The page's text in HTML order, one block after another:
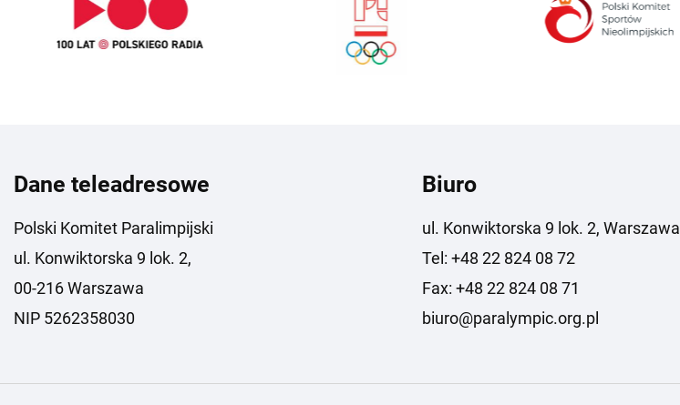
Dane teleadresowe
Polski Komitet Paralimpijski
ul. Konwiktorska 9 lok. 2,
00-216 Warszawa
NIP 5262358030
Biuro
ul. Konwiktorska 9 lok. 2, Warszawa
Tel: +48 22 824 08 72
Fax: +48 22 824 08 71
biuro@paralympic.org.pl